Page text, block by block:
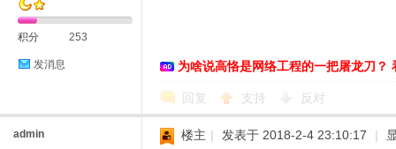
积分 253
发消息 为啥说高恪是网络工程的一把屠龙刀？
回复 支持 反对
admin 楼主 | 发表于 2018-2-4 23:10:17 |